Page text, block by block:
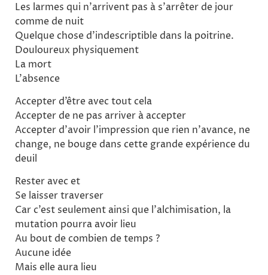
Les larmes qui n’arrivent pas à s’arrêter de jour
comme de nuit
Quelque chose d’indescriptible dans la poitrine.
Douloureux physiquement
La mort
L’absence
Accepter d’être avec tout cela
Accepter de ne pas arriver à accepter
Accepter d’avoir l’impression que rien n’avance, ne
change, ne bouge dans cette grande expérience du
deuil
Rester avec et
Se laisser traverser
Car c’est seulement ainsi que l’alchimisation, la
mutation pourra avoir lieu
Au bout de combien de temps ?
Aucune idée
Mais elle aura lieu